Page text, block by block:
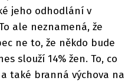
jeho odhodlání v
ale neznamená, že
ne to, že někdo bude
slouží 14% žen. To, co
také branná výchova na